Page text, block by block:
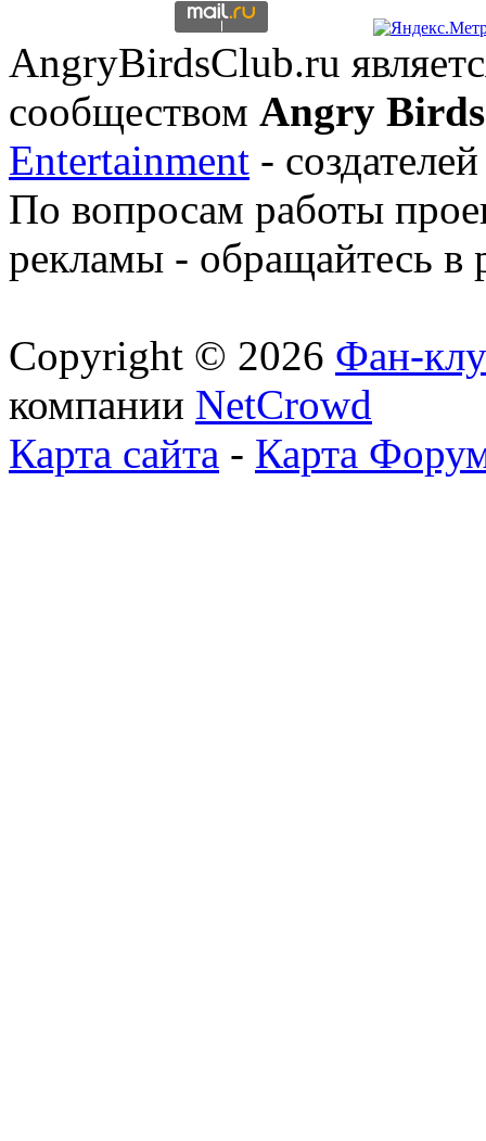
AngryBirdsClub.ru
сообществом Angry Birds
Entertainment -
По вопросам работы
рекламы - обращайтесь в
Copyright © 2026 Фан-
компании NetCrowd
Карта сайта - Карта